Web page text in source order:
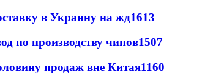
в Украину на жд1613
по производству чипов1507
продаж вне Китая1160